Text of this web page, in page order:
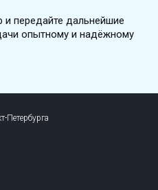
и передайте дальнейшие
опытному и надёжному
Петербурга